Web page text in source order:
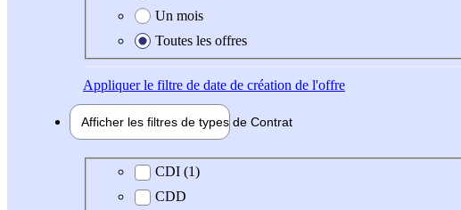
Un mois
Toutes les offres
Appliquerle filtre de date de création de l'offre
Afficher les filtres de types de Contrat
Type de contrat
CDI (1)
CDD